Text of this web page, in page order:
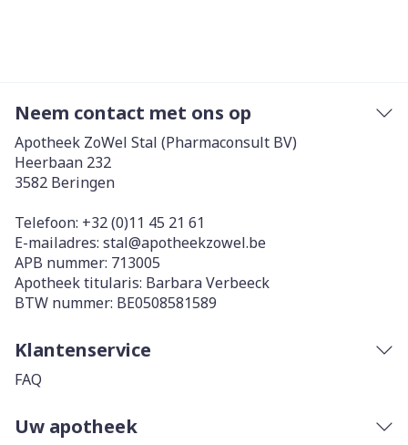
Neem contact met ons op
Apotheek ZoWel Stal (Pharmaconsult BV)
Heerbaan 232
3582 Beringen
Telefoon: +32 (0)11 45 21 61
E-mailadres: stal@apotheekzowel.be
APB nummer: 713005
Apotheek titularis: Barbara Verbeeck
BTW nummer: BE0508581589
Klantenservice
FAQ
Uw apotheek